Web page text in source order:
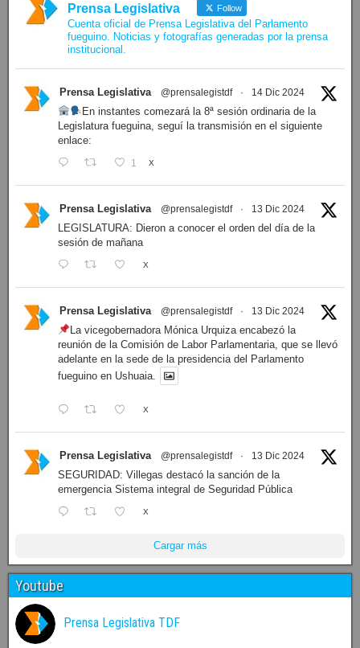
Prensa Legislativa Follow
Cuenta oficial de Prensa Legislativa del Parlamento
fueguino. Noticias y fotografías generadas por la prensa
institucional.
Prensa Legislativa @prensalegistdf · 14 Dic 2024
En instantes comezará la 8ª sesión ordinaria de la
Legislatura fueguina, seguí la transmisión en el siguiente
enlace:
1 X
Prensa Legislativa @prensalegistdf · 13 Dic 2024
LEGISLATURA: Dieron a conocer el orden del día de la
sesión de mañana
X
Prensa Legislativa @prensalegistdf · 13 Dic 2024
La vicegobernadora Mónica Urquiza encabezó la
reunión de la Comisión de Labor Parlamentaria, que se llevó
adelante en la sede de la presidencia del Parlamento
fueguino en Ushuaia.
X
Prensa Legislativa @prensalegistdf · 13 Dic 2024
SEGURIDAD: Villegas destacó la sanción de la
emergencia Sistema integral de Seguridad Pública
X
Cargar más
Youtube
Prensa Legislativa TDF